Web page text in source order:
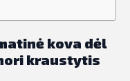
kova dėl
kraustytis